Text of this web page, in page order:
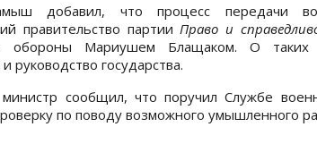
добавил, что процесс передачи
правительство партии Право и
обороны Мариушем Блащаком. О таких
руководство государства.
сообщил, что поручил Службе
по поводу возможного умышленного